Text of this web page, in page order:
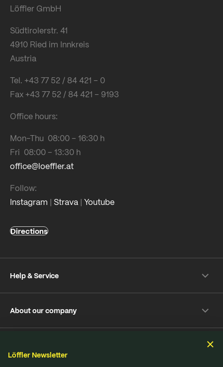
Löffler GmbH
Südtirolerstr. 41
4910 Ried im Innkreis
Austria
Tel. +43 77 52 / 84 421 – 0
Fax +43 77 52 / 84 421 – 9193
Office hours:
Mon-Thu 08:00 – 16:30 h
Fri 08:00 – 13:30 h
office@loeffler.at
Follow:
Instagram | Strava | Youtube
Directions
Help & Service
Returns
Frequently Asked Questions
Repair Service
About our company
Jobs & Careers
Löffler Newsletter